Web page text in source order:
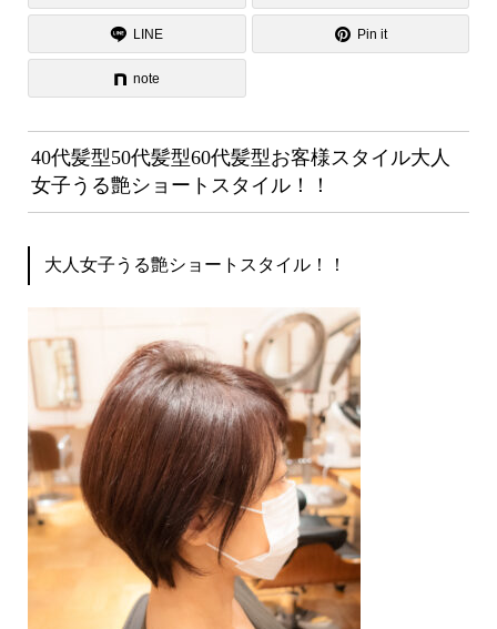
LINE Pin it
note
40代髪型50代髪型60代髪型お客様スタイル大人
女子うる艶ショートスタイル！！
大人女子うる艶ショートスタイル！！